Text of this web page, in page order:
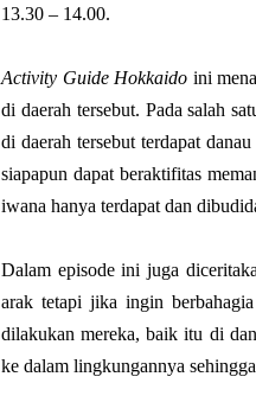
13.30 – 14.00.
Activity Guide Hokkaido ini
di daerah tersebut. Pada salah
di daerah tersebut terdapat
siapapun dapat beraktifitas
iwana hanya terdapat dan
Dalam episode ini juga
arak tetapi jika ingin
dilakukan mereka, baik itu di
ke dalam lingkungannya